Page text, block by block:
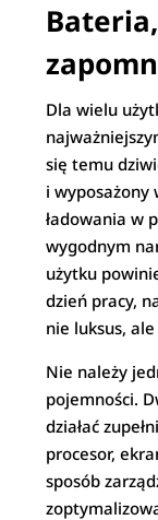
Dla wielu
się temu
i wyposażony
ładowania w
wygodnym
użytku
dzień pracy,
nie luksus,
Nie należy
pojemności.
działać
procesor,
sposób